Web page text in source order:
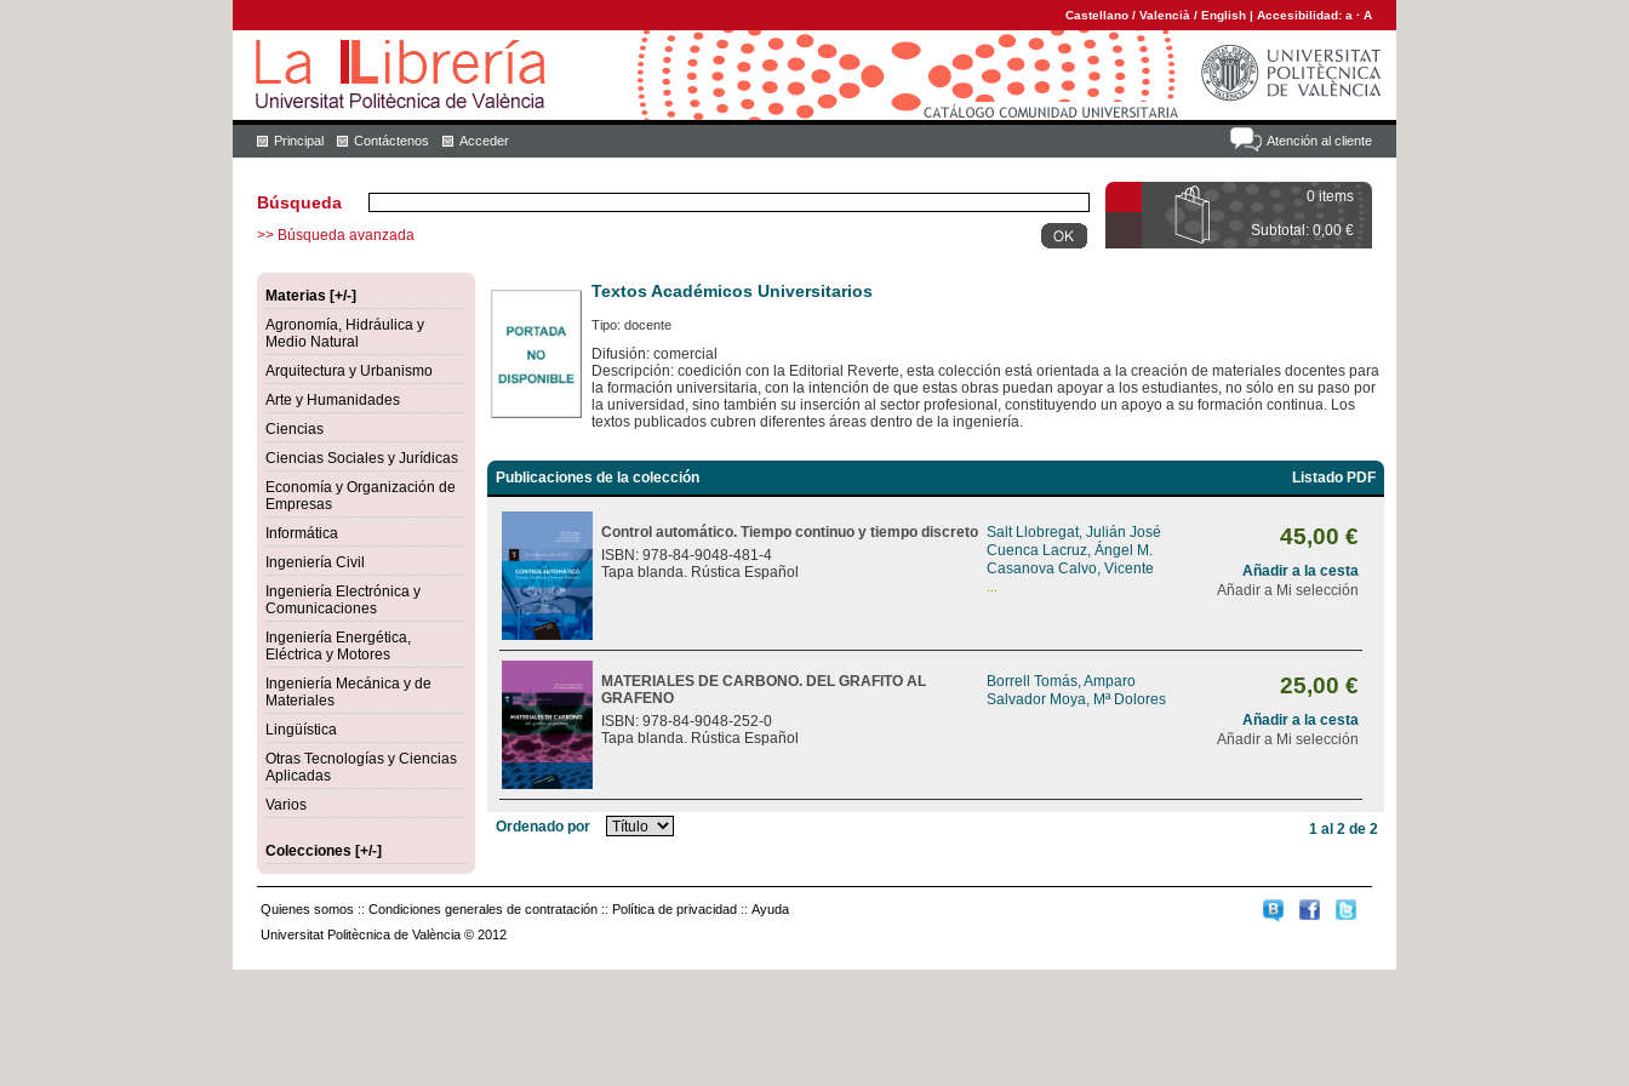
Castellano / Valencià / English | Accesibilidad: a · A
Atención al cliente
Principal Contáctenos Acceder
0 items
Subtotal: 0,00 €
Búsqueda
>> Búsqueda avanzada
Materias [+/-]
Agronomía, Hidráulica y
Medio Natural
Arquitectura y Urbanismo
Arte y Humanidades
Ciencias
Ciencias Sociales y Jurídicas
Economía y Organización de
Empresas
Informática
Ingeniería Civil
Ingeniería Electrónica y
Comunicaciones
Ingeniería Energética,
Eléctrica y Motores
Ingeniería Mecánica y de
Materiales
Lingüística
Otras Tecnologías y Ciencias
Aplicadas
Varios
Colecciones [+/-]
Textos Académicos Universitarios
Tipo: docente
Difusión: comercial
Descripción: coedición con la Editorial Reverte, esta colección está orientada a la creación de materiales docentes para
la formación universitaria, con la intención de que estas obras puedan apoyar a los estudiantes, no sólo en su paso por
la universidad, sino también su inserción al sector profesional, constituyendo un apoyo a su formación continua. Los
textos publicados cubren diferentes áreas dentro de la ingeniería.
Publicaciones de la colección Listado PDF
Control automático. Tiempo continuo y tiempo discreto
ISBN: 978-84-9048-481-4
Tapa blanda. Rústica Español
Salt Llobregat, Julián José
Cuenca Lacruz, Ángel M.
Casanova Calvo, Vicente
...
45,00 €
Añadir a la cesta
Añadir a Mi selección
MATERIALES DE CARBONO. DEL GRAFITO AL
GRAFENO
ISBN: 978-84-9048-252-0
Tapa blanda. Rústica Español
Borrell Tomás, Amparo
Salvador Moya, Mª Dolores
25,00 €
Añadir a la cesta
Añadir a Mi selección
Ordenado por 1 al 2 de 2
Quienes somos :: Condiciones generales de contratación :: Política de privacidad :: Ayuda
Universitat Politècnica de València © 2012